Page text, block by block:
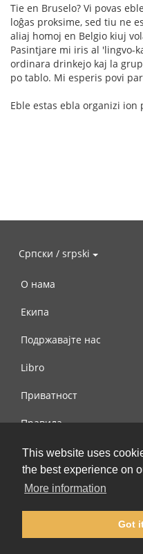
This website uses
the best experience on
More information
Got
Tie en Bruselo? Vi povas
loĝas proksime, sed tiu ne
aliaj homoj en Belgio kiuj
Pasintjare mi iris al 'lingvo-
ordinara drinkejo kaj la
po tablo. Mi esperis povi
Eble estas ebla organizi ion
Српски / srpski
О нама
Екипа
Подржавајте нас
Libro
Приватност
Правила
Контактирајте нас
© 2002-2026